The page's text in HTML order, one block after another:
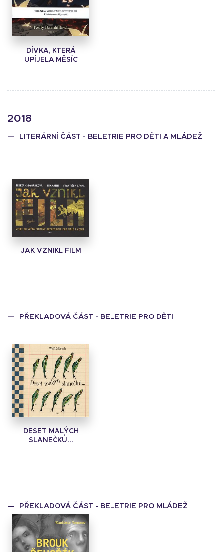
DÍVKA, KTERÁ
UPÍJELA MĚSÍC
2018
LITERÁRNÍ ČÁST - BELETRIE PRO DĚTI A MLÁDEŽ
JAK VZNIKL FILM
PŘEKLADOVÁ ČÁST - BELETRIE PRO DĚTI
DESET MALÝCH
SLANEČKŮ...
PŘEKLADOVÁ ČÁST - BELETRIE PRO MLÁDEŽ